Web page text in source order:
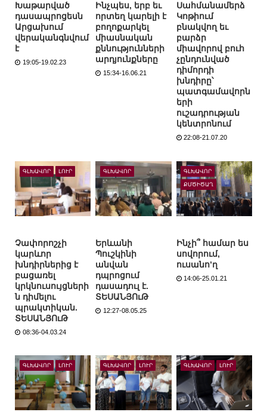
Խաթարված
դասապրոցեսն
Արցախում
վերականգնվում
է
19:05-19.02.23
Ինչպես, երբ եւ
որտեղ կարելի է
բողոքարկել
միասնական
քննությունների
արդյունքները
15:34-16.06.21
Սահմանամերձ
Կոթիում
բնակվող եւ
բարձր
միավորով բուհ
չընդունված
դիմորդի
խնդիրը՝
պատգամավորն
երի
ուշադրության
կենտրոնում
22:08-21.07.20
ԳԼԽԱՎՈՐ ԼՈՒՐ
Չափորոշչի
կարևոր
խնդիրներից է
բացառել
կրկնուսույցների
ն դիմելու
պրակտիկան.
ՏԵՍԱՆՅՈւԹ
08:36-04.03.24
ԳԼԽԱՎՈՐ
Երևանի
Պուշկինի
անվան
դպրոցում
դասադուլ է.
ՏԵՍԱՆՅՈւԹ
12:27-08.05.25
ԳԼԽԱՎՈՐ
ՔՄԾԻԾԱՂ
Ինչի՞ համար ես
սովորում,
ուսանո’ղ
14:06-25.01.21
ԳԼԽԱՎՈՐ ԼՈՒՐ ԳԼԽԱՎՈՐ ԼՈՒՐ ԳԼԽԱՎՈՐ ԼՈՒՐ